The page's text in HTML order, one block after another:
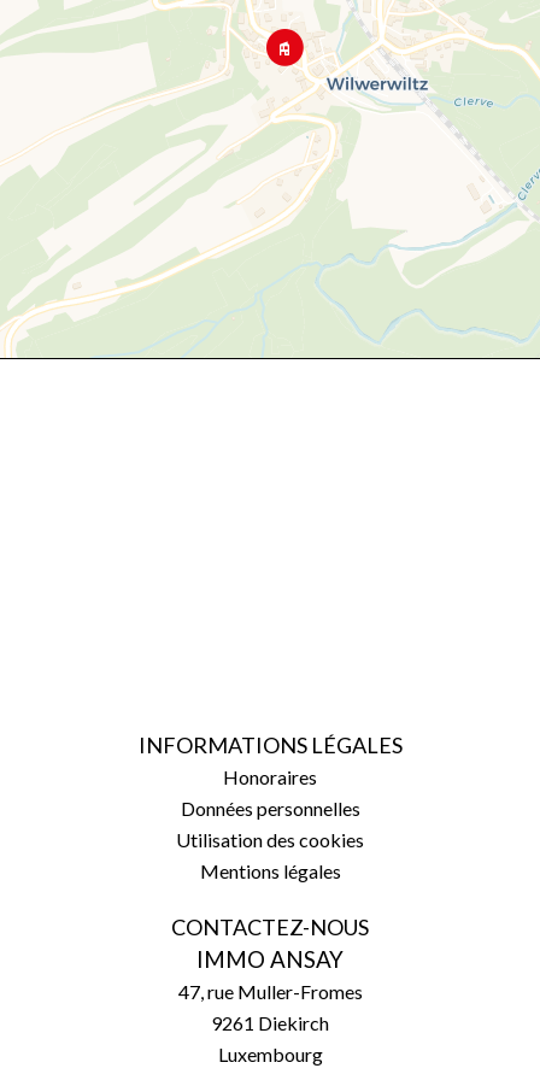
INFORMATIONS LÉGALES
Honoraires
Données personnelles
Utilisation des cookies
Mentions légales
CONTACTEZ-NOUS
IMMO ANSAY
47, rue Muller-Fromes
9261 Diekirch
Luxembourg